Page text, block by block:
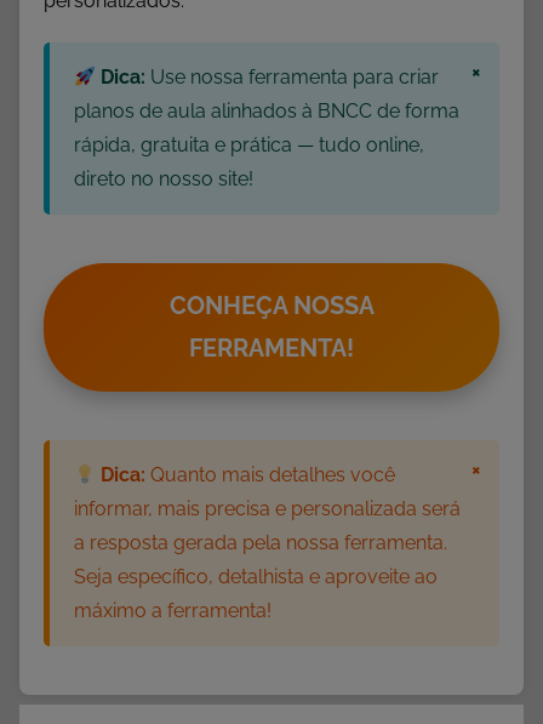
r
o
r
j
g
g
Dica: Use nossa ferramenta para criar
planos de aula alinhados à BNCC de forma
rápida, gratuita e prática — tudo online,
direto no nosso site!
×
CONHEÇA NOSSA
FERRAMENTA!
Dica: Quanto mais detalhes você
informar, mais precisa e personalizada será
a resposta gerada pela nossa ferramenta.
Seja específico, detalhista e aproveite ao
máximo a ferramenta!
×